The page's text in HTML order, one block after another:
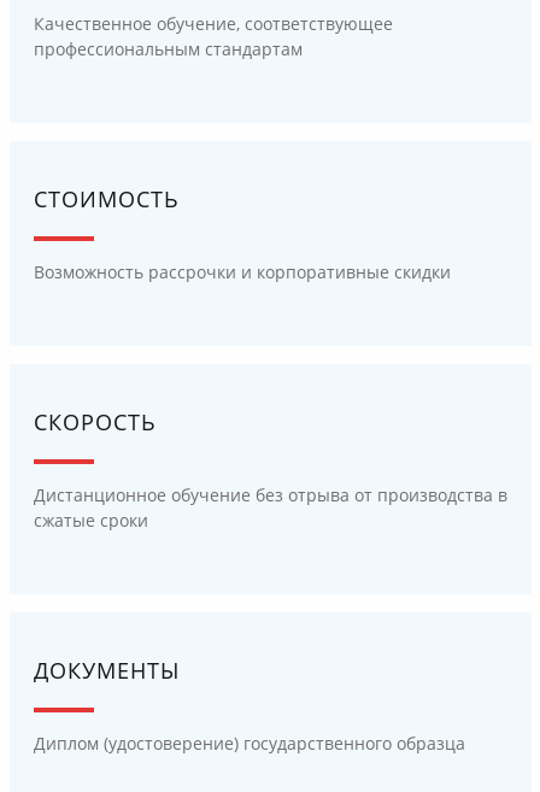
Качественное обучение, соответствующее
профессиональным стандартам
СТОИМОСТЬ
Возможность рассрочки и корпоративные скидки
СКОРОСТЬ
Дистанционное обучение без отрыва от производства в
сжатые сроки
ДОКУМЕНТЫ
Диплом (удостоверение) государственного образца